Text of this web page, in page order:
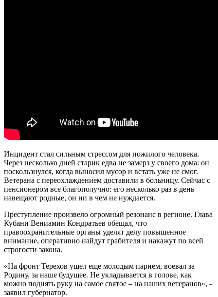
Инцидент стал сильным стрессом для пожилого человека.
Через несколько дней старик едва не замерз у своего дома: он
поскользнулся, когда выносил мусор и встать уже не смог.
Ветерана с переохлаждением доставили в больницу. Сейчас с
пенсионером все благополучно: его несколько раз в день
навещают родные, он ни в чем не нуждается.
Преступление произвело огромный резонанс в регионе. Глава
Кубани Вениамин Кондратьев обещал, что
правоохранительные органы уделят делу повышенное
внимание, оперативно найдут грабителя и накажут по всей
строгости закона.
«На фронт Терехов ушел еще молодым парнем, воевал за
Родину, за наше будущее. Не укладывается в голове, как
можно поднять руку на самое святое – на наших ветеранов», -
заявил губернатор.